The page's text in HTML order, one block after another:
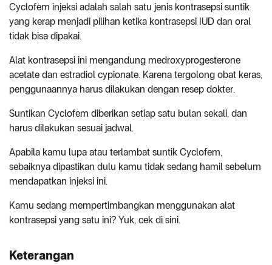
Cyclofem injeksi adalah salah satu jenis kontrasepsi suntik
yang kerap menjadi pilihan ketika kontrasepsi IUD dan oral
tidak bisa dipakai.
Alat kontrasepsi ini mengandung medroxyprogesterone
acetate dan estradiol cypionate. Karena tergolong obat keras,
penggunaannya harus dilakukan dengan resep dokter.
Suntikan Cyclofem diberikan setiap satu bulan sekali, dan
harus dilakukan sesuai jadwal.
Apabila kamu lupa atau terlambat suntik Cyclofem,
sebaiknya dipastikan dulu kamu tidak sedang hamil sebelum
mendapatkan injeksi ini.
Kamu sedang mempertimbangkan menggunakan alat
kontrasepsi yang satu ini? Yuk, cek di sini.
Keterangan